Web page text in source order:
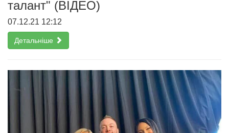
талант" (ВІДЕО)
07.12.21 12:12
Детальніше